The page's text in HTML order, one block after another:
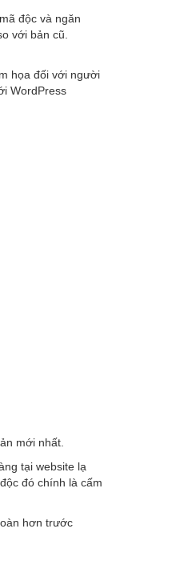
độc và ngăn
với bản cũ.
họa đối với người
WordPress
mới nhất.
tại website lạ
đó chính là cấm
hơn trước